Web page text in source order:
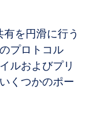
を円滑に行う
プロトコル
ルおよびプリ
くつかのポー